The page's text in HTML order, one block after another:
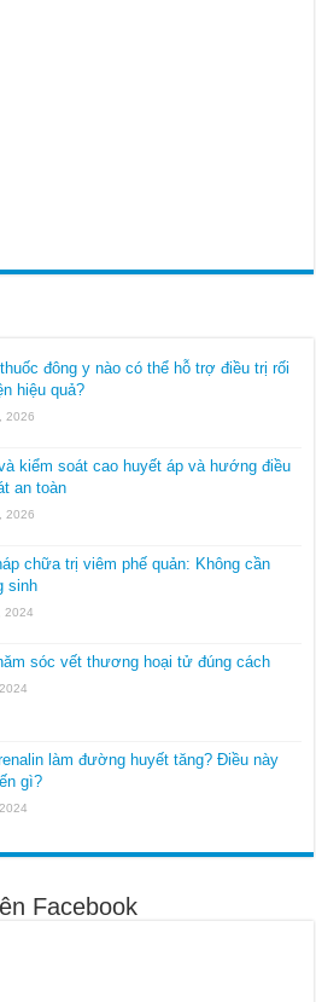
đông y nào có thể hỗ trợ điều trị rối
hiệu quả?
2026
kiểm soát cao huyết áp và hướng điều
an toàn
2026
chữa trị viêm phế quản: Không cần
sinh
2024
sóc vết thương hoại tử đúng cách
làm đường huyết tăng? Điều này
gì?
Facebook